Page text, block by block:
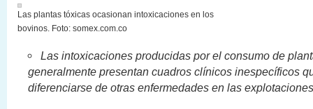
Las plantas tóxicas ocasionan intoxicaciones en los
bovinos. Foto: somex.com.co
Las intoxicaciones producidas por el consumo de
generalmente presentan cuadros clínicos inespecíficos
diferenciarse de otras enfermedades en las